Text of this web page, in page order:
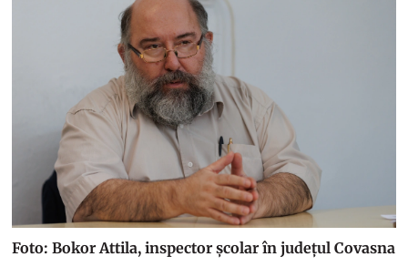
Foto: Bokor Attila, inspector școlar în județul Covasna